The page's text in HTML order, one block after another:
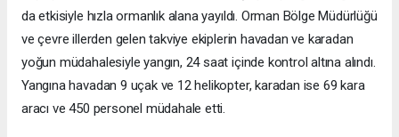
da etkisiyle hızla ormanlık alana yayıldı. Orman Bölge Müdürlüğü
ve çevre illerden gelen takviye ekiplerin havadan ve karadan
yoğun müdahalesiyle yangın, 24 saat içinde kontrol altına alındı.
Yangına havadan 9 uçak ve 12 helikopter, karadan ise 69 kara
aracı ve 450 personel müdahale etti.